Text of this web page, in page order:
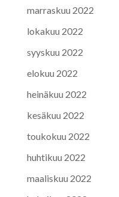
marraskuu 2022
lokakuu 2022
syyskuu 2022
elokuu 2022
heinäkuu 2022
kesäkuu 2022
toukokuu 2022
huhtikuu 2022
maaliskuu 2022